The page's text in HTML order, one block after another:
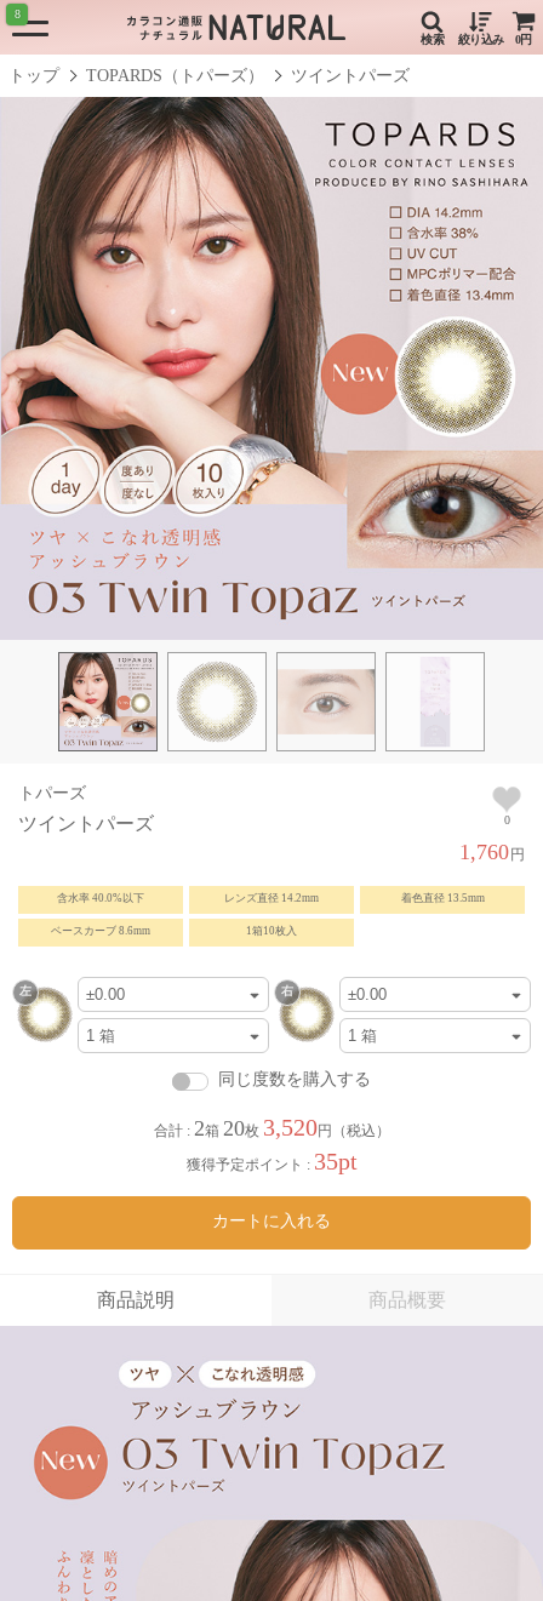
検索 絞り込み 0円
8
トップ TOPARDS（トパーズ） ツイントパーズ
0
トパーズ
ツイントパーズ
1,760円
含水率 40.0%以下 レンズ直径 14.2mm 着色直径 13.5mm
ベースカーブ 8.6mm 1箱10枚入
同じ度数を購入する
合計 : 2箱 20枚 3,520円（税込）
獲得予定ポイント : 35pt
カートに入れる
商品説明 商品概要